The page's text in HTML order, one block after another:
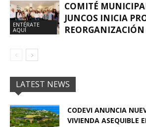
ENTÉRATE
AQUÍ
COMITÉ
JUNCOS INICIA
REORGANIZACIÓN
LATEST NEWS
CODEVI ANUNCIA
VIVIENDA ASEQUIBLE